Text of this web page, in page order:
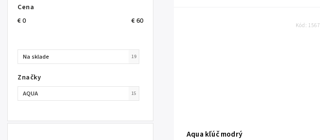
Cena
€0 €60
Na sklade 19
Značky
AQUA 15
Aqua kľúč modrý
Kód: 1567